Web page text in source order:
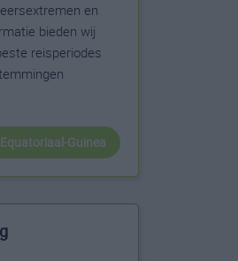
en
bieden wij
reisperiodes
Guinea